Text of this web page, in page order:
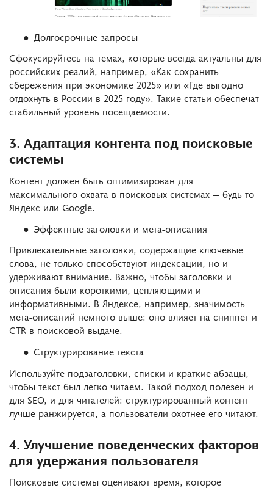
Долгосрочные запросы
Сфокусируйтесь на темах, которые всегда актуальны для
российских реалий, например, «Как сохранить
сбережения при экономике 2025» или «Где выгодно
отдохнуть в России в 2025 году». Такие статьи обеспечат
стабильный уровень посещаемости.
3. Адаптация контента под поисковые
системы
Контент должен быть оптимизирован для
максимального охвата в поисковых системах — будь то
Яндекс или Google.
Эффектные заголовки и мета-описания
Привлекательные заголовки, содержащие ключевые
слова, не только способствуют индексации, но и
удерживают внимание. Важно, чтобы заголовки и
описания были короткими, цепляющими и
информативными. В Яндексе, например, значимость
мета-описаний немного выше: оно влияет на сниппет и
CTR в поисковой выдаче.
Структурирование текста
Используйте подзаголовки, списки и краткие абзацы,
чтобы текст был легко читаем. Такой подход полезен и
для SEO, и для читателей: структурированный контент
лучше ранжируется, а пользователи охотнее его читают.
4. Улучшение поведенческих факторов
для удержания пользователя
Поисковые системы оценивают время, которое